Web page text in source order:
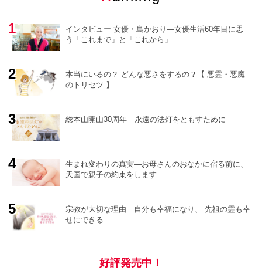
インタビュー 女優・島かおり―女優生活60年目に思
う「これまで」と「これから」
本当にいるの？ どんな悪さをするの？【 悪霊・悪魔
のトリセツ 】
総本山開山30周年 永遠の法灯をともすために
生まれ変わりの真実―お母さんのおなかに宿る前に、
天国で親子の約束をします
宗教が大切な理由 自分も幸福になり、 先祖の霊も幸
せにできる
好評発売中！